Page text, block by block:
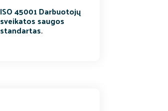
ISO 45001 Darbuotojų
sveikatos saugos
standartas.